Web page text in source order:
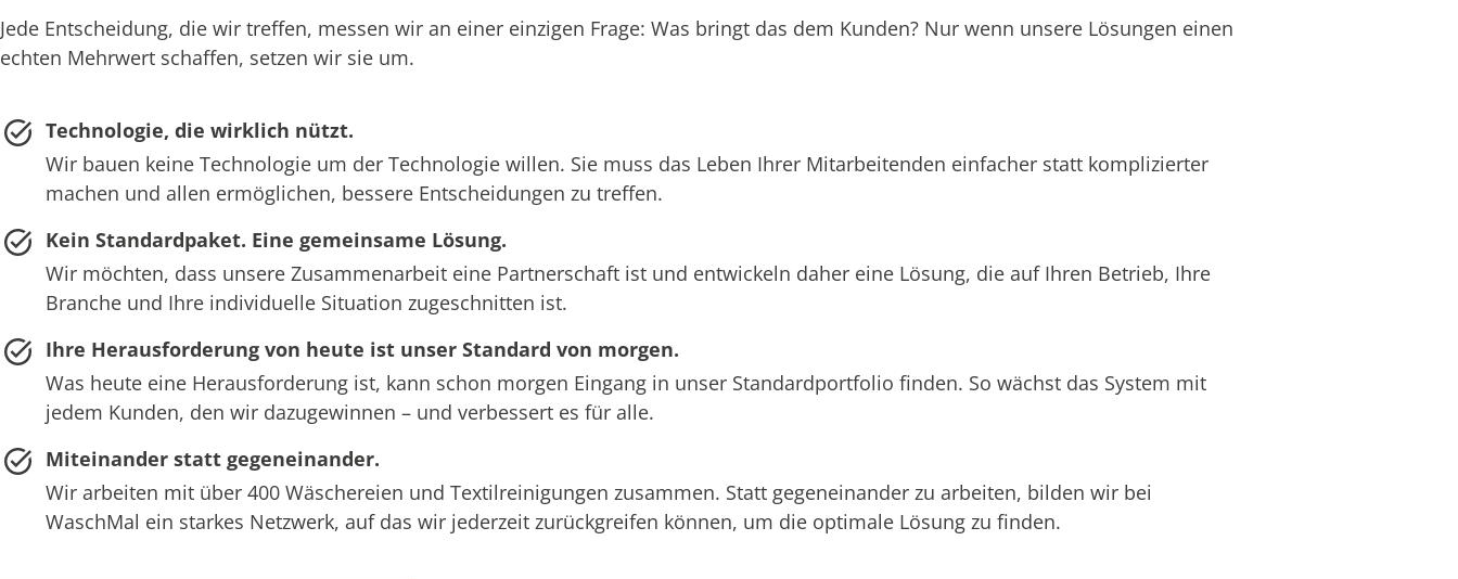
Jede Entscheidung, die wir treffen, messen wir an einer einzigen Frage: Was bringt das dem Kunden? Nur wenn unsere Lösungen einen
echten Mehrwert schaffen, setzen wir sie um.
Technologie, die wirklich nützt.
Wir bauen keine Technologie um der Technologie willen. Sie muss das Leben Ihrer Mitarbeitenden einfacher statt komplizierter
machen und allen ermöglichen, bessere Entscheidungen zu treffen.
Kein Standardpaket. Eine gemeinsame Lösung.
Wir möchten, dass unsere Zusammenarbeit eine Partnerschaft ist und entwickeln daher eine Lösung, die auf Ihren Betrieb, Ihre
Branche und Ihre individuelle Situation zugeschnitten ist.
Ihre Herausforderung von heute ist unser Standard von morgen.
Was heute eine Herausforderung ist, kann schon morgen Eingang in unser Standardportfolio finden. So wächst das System mit
jedem Kunden, den wir dazugewinnen – und verbessert es für alle.
Miteinander statt gegeneinander.
Wir arbeiten mit über 400 Wäschereien und Textilreinigungen zusammen. Statt gegeneinander zu arbeiten, bilden wir bei
WaschMal ein starkes Netzwerk, auf das wir jederzeit zurückgreifen können, um die optimale Lösung zu finden.